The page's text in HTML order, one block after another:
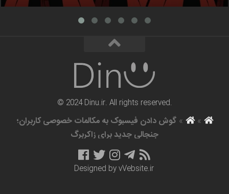
© 2024 Dinu.ir. All rights reserved.
»
»گوش دادن فیسبوک به مکالمات خصوصی کاربران؛
جنجالی جدید برای زاکربرگ
Designed byvVebsite.ir